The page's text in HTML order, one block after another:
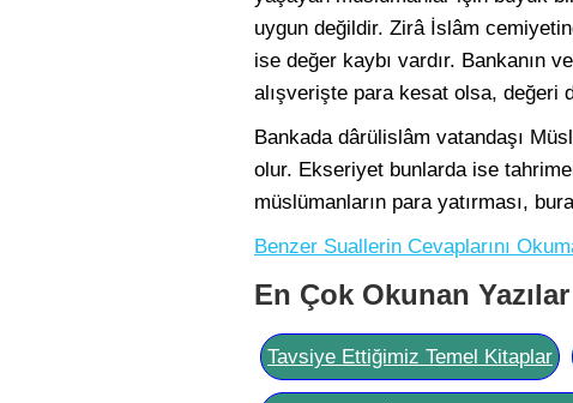
uygun değildir. Zirâ İslâm
ise değer kaybı vardır. Bankanın
alışverişte para kesat olsa, değeri
Bankada dârülislâm vatandaşı
olur. Ekseriyet bunlarda ise
müslümanların para yatırması,
Benzer Suallerin Cevaplarını
En Çok Okunan Yazılar
Tavsiye Ettiğimiz Temel Kitaplar